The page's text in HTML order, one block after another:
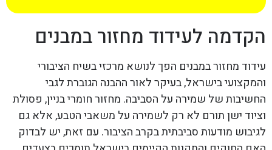
הקדמה לעידוד מחזור במבנים
עידוד מחזור במבנים הפך לנושא מרכזי בשיח הציבורי
והמקצועי בישראל, בעיקר לאור ההבנה הגוברת לגבי
החשיבות של שמירה על הסביבה. מחזור חומרי בניין, פסולת
וציוד ישן תורם לא רק לשמירה על משאבי הטבע, אלא גם
לגיבוש מודעות סביבתית בקרב הציבור. עם זאת, יש לבדוק